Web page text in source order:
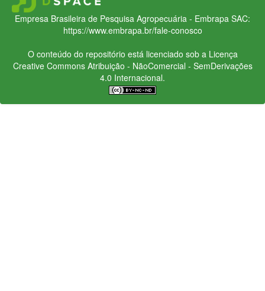
Empresa Brasileira de Pesquisa Agropecuária - Embrapa SAC:
https://www.embrapa.br/fale-conosco
O conteúdo do repositório está licenciado sob a Licença
Creative CommonsAtribuição - NãoComercial - SemDerivações
4.0 Internacional.